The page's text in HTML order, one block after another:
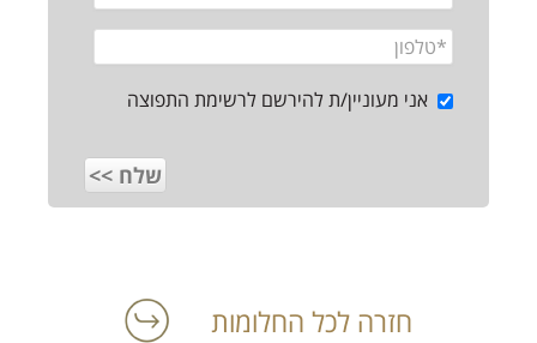
אני מעוניין/ת להירשם לרשימת התפוצה
חזרה לכל החלומות